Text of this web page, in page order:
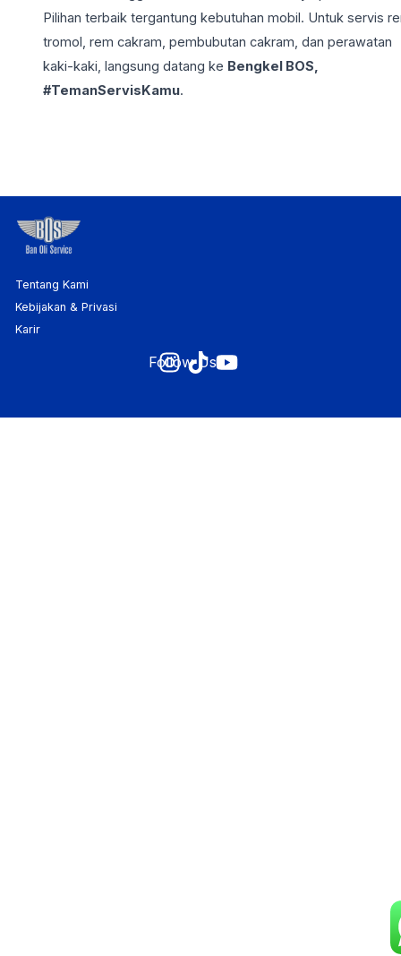
Pilihan terbaik tergantung kebutuhan mobil. Untuk servis
tromol, rem cakram, pembubutan cakram, dan perawatan
kaki-kaki, langsung datang ke Bengkel BOS,
#TemanServisKamu.
Tentang Kami
Kebijakan & Privasi
Karir
Follow Us